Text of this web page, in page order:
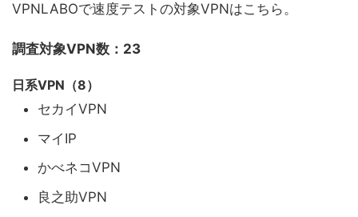
VPNLABOで速度テストの対象VPNはこちら。
調査対象VPN数：23
日系VPN（8）
セカイVPN
マイIP
かべネコVPN
良之助VPN